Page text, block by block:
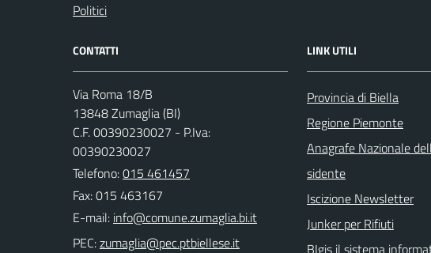
Politici
CONTATTI
Via Roma 18/B
13848 Zumaglia (BI)
C.F. 00390230027 - P.Iva:
00390230027
Telefono:015 461457
Fax: 015 463167
E-mail:
PEC:
LINK UTILI
Provincia di Biella
Regione Piemonte
Anagrafe Nazionale
sidente
Iscizione Newsletter
Junker per Rifiuti
BIgis il sistema